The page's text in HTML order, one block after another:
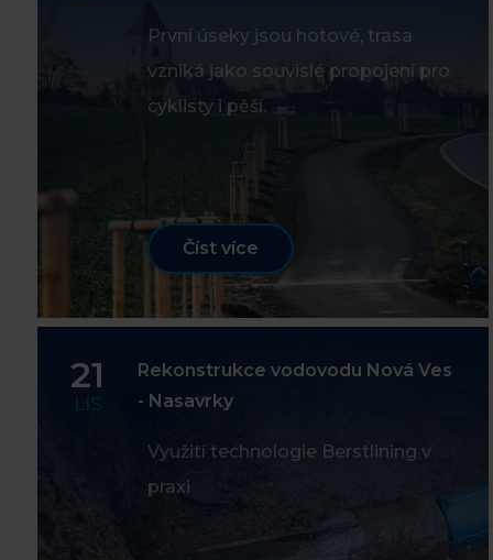
První úseky jsou hotové, trasa
vzniká jako souvislé propojení pro
cyklisty i pěší.
Číst více
21
LIS
Rekonstrukce vodovodu Nová Ves
- Nasavrky
Využití technologie Berstlining v
praxi